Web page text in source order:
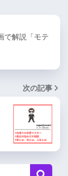
で解説「モテ
次の記事